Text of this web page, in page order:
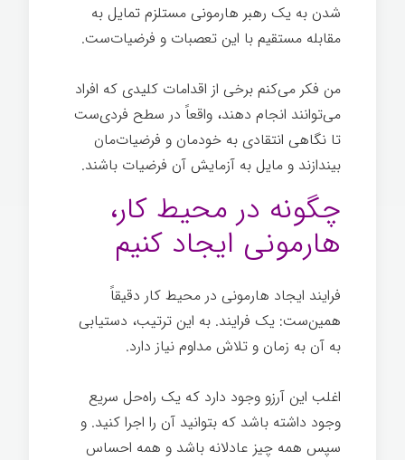
شدن به یک رهبر هارمونی مستلزم تمایل به
مقابله مستقیم با این تعصبات و فرضیات‌ست.
من فکر می‌کنم برخی از اقدامات کلیدی که افراد
می‌توانند انجام دهند، واقعاً در سطح فردی‌ست
تا نگاهی انتقادی به خودمان و فرضیات‌مان
بیندازند و مایل به آزمایش آن فرضیات باشند.
چگونه در محیط کار،
هارمونی ایجاد کنیم
فرایند ایجاد هارمونی در محیط کار دقیقاً
همین‌ست: یک فرایند. به این ترتیب، دستیابی
به آن به زمان و تلاش مداوم نیاز دارد.
اغلب این آرزو وجود دارد که یک راه‌حل سریع
وجود داشته باشد که بتوانید آن را اجرا کنید. و
سپس همه چیز عادلانه باشد و همه احساس